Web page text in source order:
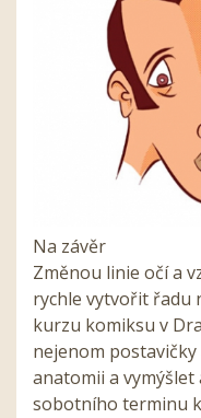
Na závěr
Změnou linie očí a
rychle vytvořit řadu
kurzu komiksu v
nejenom
anatomii a vymýšlet
sobotního terminu